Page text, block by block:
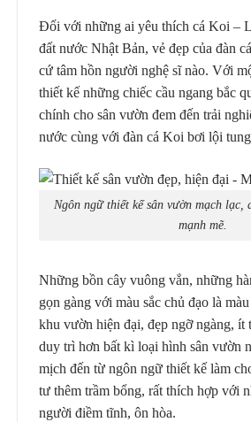
Đối với những ai yêu thích cá Koi –
đất nước Nhật Bản, vẻ đẹp của đàn
cứ tâm hồn người nghệ sĩ nào. Với
thiết kế những chiếc cầu ngang bắc
chính cho sân vườn đem đến trải
nước cùng với đàn cá Koi bơi lội
Ngôn ngữ thiết kế sân vườn mạch lạc,
mạnh mẽ.
Những bồn cây vuông vắn, những
gọn gàng với màu sắc chủ đạo là
khu vườn hiện đại, đẹp ngỡ ngàng, ít
duy trì hơn bất kì loại hình sân vườn
mịch đến từ ngôn ngữ thiết kế làm
tư thêm trầm bổng, rất thích hợp với
người điềm tĩnh, ôn hòa.